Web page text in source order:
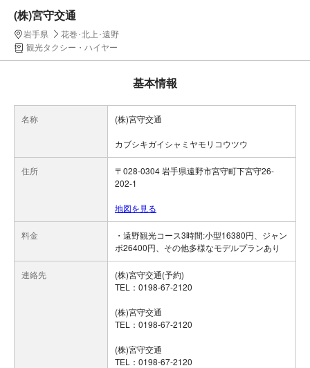
(株)宮守交通
岩手県
花巻･北上･遠野
観光タクシー・ハイヤー
基本情報
名称 (株)宮守交通
カブシキガイシャミヤモリコウツウ
住所
〒028-0304 岩手県遠野市宮守町下宮守26-
202-1
地図を見る
料金
・遠野観光コース3時間:小型16380円、ジャン
ボ26400円、その他多様なモデルプランあり
連絡先
(株)宮守交通(予約)
TEL：0198-67-2120
(株)宮守交通
TEL：0198-67-2120
(株)宮守交通
TEL：0198-67-2120